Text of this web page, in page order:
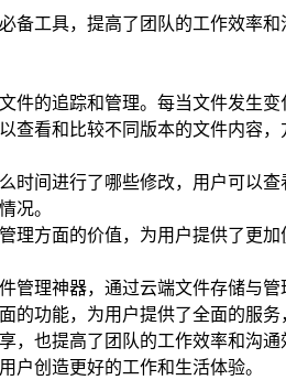
备工具，提高了团队的工作效率和
的追踪和管理。每当文件发生变
查看和比较不同版本的文件内容，
时间进行了哪些修改，用户可以查
况。
理方面的价值，为用户提供了更加
管理神器，通过云端文件存储与管
的功能，为用户提供了全面的服务
也提高了团队的工作效率和沟通
创造更好的工作和生活体验。